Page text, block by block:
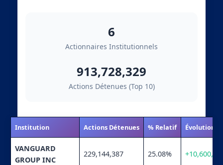
6
Actionnaires Institutionnels
913,728,329
Actions Détenues (Top 10)
Institution Actions Détenues % Relatif Évolution
VANGUARD
GROUP INC
229,144,387 25.08%